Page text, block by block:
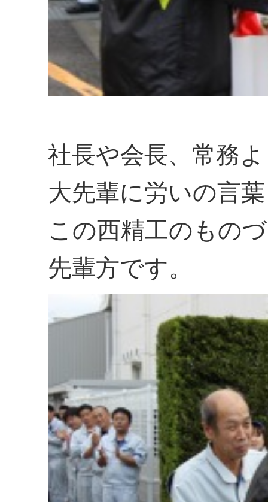
社長や会長、常務
大先輩に労いの言
この西精工のもの
先輩方です。